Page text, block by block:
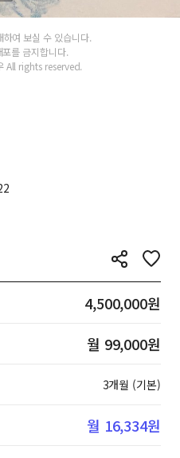
여 보실 수 있습니다.
를 금지합니다.
rights reserved.
4,500,000원
월 99,000원
3개월 (기본)
월 16,334원